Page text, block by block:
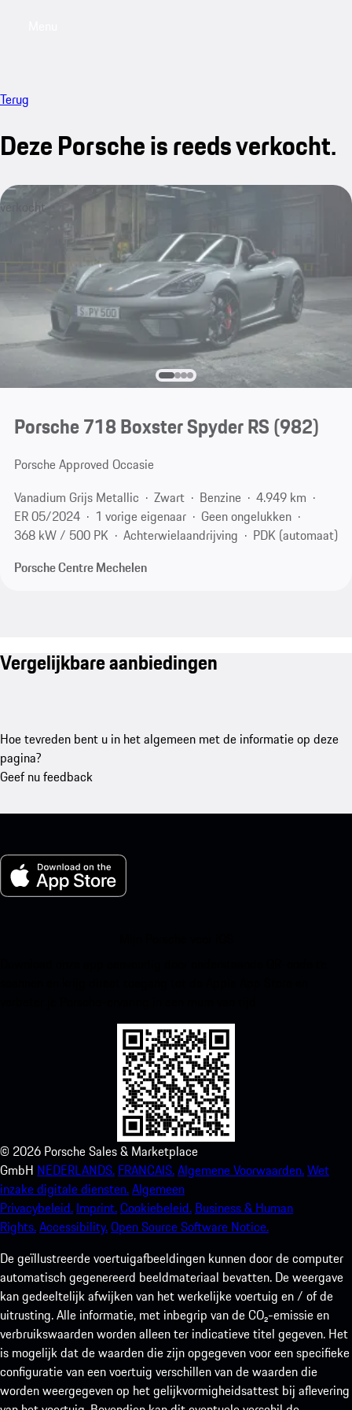
Terug
Deze Porsche is reeds verkocht.
verkocht
Porsche 718 Boxster Spyder RS(982)
Porsche Approved Occasie
Vanadium Grijs Metallic
Zwart Benzine
4.949 km
ER 05/2024
1 vorige eigenaar
Geen ongelukken
368 kW / 500 PK
Achterwielaandrijving
PDK (automaat)
Porsche Centre Mechelen
Vergelijkbare aanbiedingen
Hoe tevreden bent u in het algemeen met de informatie op deze
pagina?
Geef nu feedback
© 2026 Porsche Sales & Marketplace
GmbH NEDERLANDS. FRANCAIS.Algemene Voorwaarden.Wet
inzake digitale diensten.Algemeen
Privacybeleid. Imprint.Cookiebeleid. Business & Human
Rights.Accessibility.Open Source Software Notice.
De geïllustreerde voertuigafbeeldingen kunnen door de computer
automatisch gegenereerd beeldmateriaal bevatten. De weergave
kan gedeeltelijk afwijken van het werkelijke voertuig en / of de
uitrusting. Alle informatie, met inbegrip van de CO₂-emissie en
verbruikswaarden worden alleen ter indicatieve titel gegeven. Het
is mogelijk dat de waarden die zijn opgegeven voor een specifieke
configuratie van een voertuig verschillen van de waarden die
worden weergegeven op het gelijkvormigheidsattest bij aflevering